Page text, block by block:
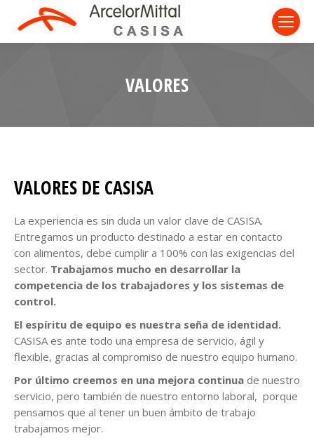
VALORES
VALORES DE CASISA
La experiencia es sin duda un valor clave de CASISA.
Entregamos un producto destinado a estar en contacto
con alimentos, debe cumplir a 100% con las exigencias del
sector. Trabajamos mucho en desarrollar la
competencia de los trabajadores y los sistemas de
control.
El espíritu de equipo es nuestra seña de identidad.
CASISA es ante todo una empresa de servicio, ágil y
flexible, gracias al compromiso de nuestro equipo humano.
Por último creemos en una mejora continua de nuestro
servicio, pero también de nuestro entorno laboral, porque
pensamos que al tener un buen ámbito de trabajo
trabajamos mejor.